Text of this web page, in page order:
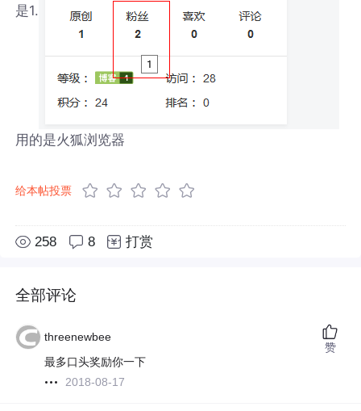
是1.
用的是火狐浏览器
给本帖投票
258 8 打赏
全部评论
threenewbee
最多口头奖励你一下
2018-08-17
赞